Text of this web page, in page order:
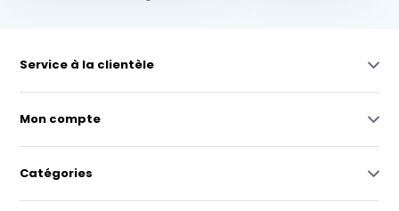
Service à la clientèle
Mon compte
Catégories